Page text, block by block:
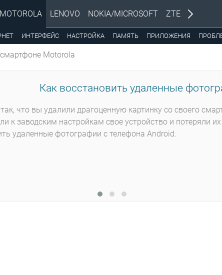
MOTOROLA
ИНТЕРФЕЙС НАСТРОЙКА ПАМЯТЬ ПРИЛОЖЕНИЯ
LENOVO NOKIA/MICROSOFT ZTE
Motorola
Как восстановить удаленные
что вы удалили драгоценную картинку со своего
к заводским настройкам свое устройство и потеряли
удаленные фотографии с телефона Android.